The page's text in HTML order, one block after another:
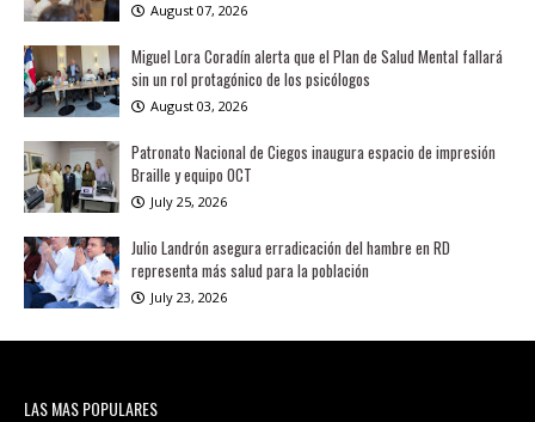
August 07, 2026
Miguel Lora Coradín alerta que el Plan de Salud Mental fallará
sin un rol protagónico de los psicólogos
August 03, 2026
Patronato Nacional de Ciegos inaugura espacio de impresión
Braille y equipo OCT
July 25, 2026
Julio Landrón asegura erradicación del hambre en RD
representa más salud para la población
July 23, 2026
LAS MAS POPULARES